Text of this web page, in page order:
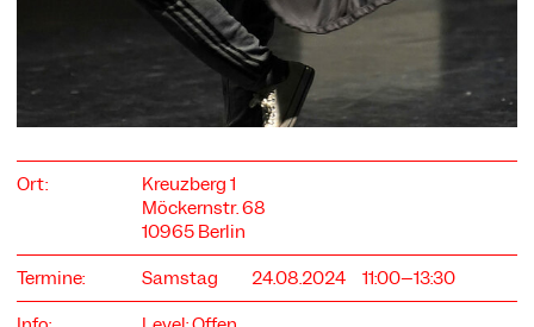
Ort:
Kreuzberg 1
Möckernstr. 68
10965 Berlin
Termine:
Samstag 24.08.2024
11:00–13:30
Sie die Website nutzen können. Andere Cookies helfen uns,
die Website weiterzuentwickeln. Sie können Ihre Einwilligung
jederzeit widerrufen. Bitte besuchen Sie unsere
Datenschutzerklärung für weitere Informationen. Unten
können Sie auswählen, welche Technologien Sie zulassen
Externe Medien
Statistiken
Nur notwendige Alle akzeptieren Speichern